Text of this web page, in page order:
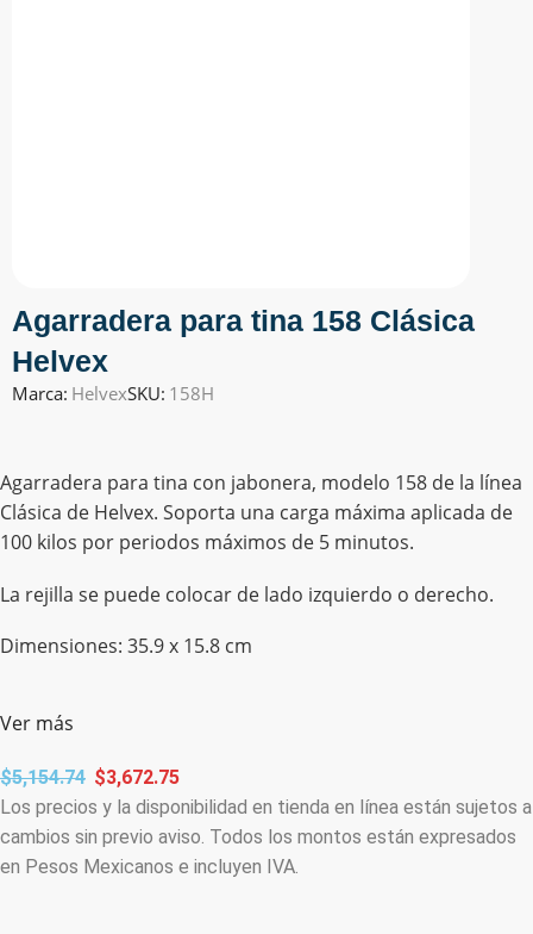
Agarradera para tina 158 Clásica
Helvex
Marca: HelvexSKU: 158H
Agarradera para tina con jabonera, modelo 158 de la línea
Clásica de Helvex. Soporta una carga máxima aplicada de
100 kilos por periodos máximos de 5 minutos.
La rejilla se puede colocar de lado izquierdo o derecho.
Dimensiones: 35.9 x 15.8 cm
Ver más
$5,154.74 $3,672.75
Los precios y la disponibilidad en tienda en línea están sujetos a
cambios sin previo aviso. Todos los montos están expresados
en Pesos Mexicanos e incluyen IVA.